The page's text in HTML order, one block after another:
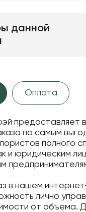
данной
Оплата
предоставляет
по самым
полного
и юридическим
в нашем
лично
от объема.